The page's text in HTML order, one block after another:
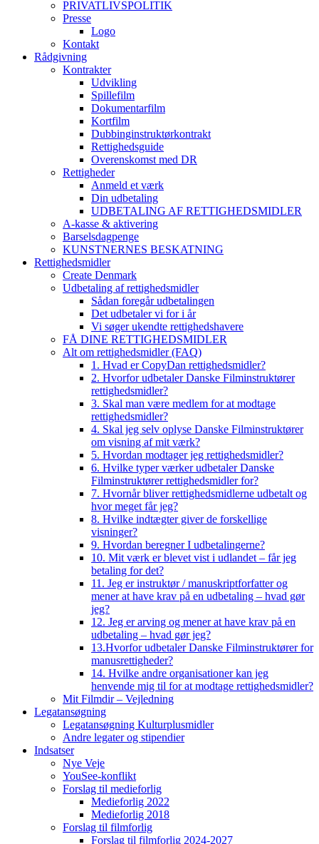
PRIVATLIVSPOLITIK
Presse
Logo
Kontakt
Rådgivning
Kontrakter
Udvikling
Spillefilm
Dokumentarfilm
Kortfilm
Dubbinginstruktørkontrakt
Rettighedsguide
Overenskomst med DR
Rettigheder
Anmeld et værk
Din udbetaling
UDBETALING AF RETTIGHEDSMIDLER
A-kasse & aktivering
Barselsdagpenge
KUNSTNERNES BESKATNING
Rettighedsmidler
Create Denmark
Udbetaling af rettighedsmidler
Sådan foregår udbetalingen
Det udbetaler vi for i år
Vi søger ukendte rettighedshavere
FÅ DINE RETTIGHEDSMIDLER
Alt om rettighedsmidler (FAQ)
1. Hvad er CopyDan rettighedsmidler?
2. Hvorfor udbetaler Danske Filminstruktører
rettighedsmidler?
3. Skal man være medlem for at modtage
rettighedsmidler?
4. Skal jeg selv oplyse Danske Filminstruktører
om visning af mit værk?
5. Hvordan modtager jeg rettighedsmidler?
6. Hvilke typer værker udbetaler Danske
Filminstruktører rettighedsmidler for?
7. Hvornår bliver rettighedsmidlerne udbetalt og
hvor meget får jeg?
8. Hvilke indtægter giver de forskellige
visninger?
9. Hvordan beregner I udbetalingerne?
10. Mit værk er blevet vist i udlandet – får jeg
betaling for det?
11. Jeg er instruktør / manuskriptforfatter og
mener at have krav på en udbetaling – hvad gør
jeg?
12. Jeg er arving og mener at have krav på en
udbetaling – hvad gør jeg?
13.Hvorfor udbetaler Danske Filminstruktører for
manusrettigheder?
14. Hvilke andre organisationer kan jeg
henvende mig til for at modtage rettighedsmidler?
Mit Filmdir – Vejledning
Legatansøgning
Legatansøgning Kulturplusmidler
Andre legater og stipendier
Indsatser
Nye Veje
YouSee-konflikt
Forslag til medieforlig
Medieforlig 2022
Medieforlig 2018
Forslag til filmforlig
Forslag til filmforlig 2024-2027